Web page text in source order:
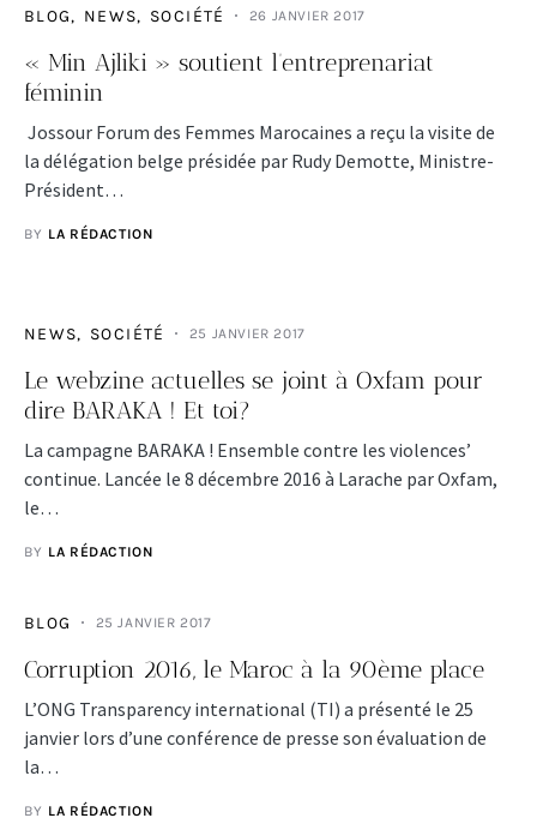
BLOG NEWS SOCIÉTÉ 26 JANVIER 2017
« Min Ajliki » soutient l’entreprenariat
féminin
Jossour Forum des Femmes Marocaines a reçu la visite de
la délégation belge présidée par Rudy Demotte, Ministre-
Président…
BY LA RÉDACTION
NEWS SOCIÉTÉ 25 JANVIER 2017
Le webzine actuelles se joint à Oxfam pour
dire BARAKA ! Et toi?
La campagne BARAKA ! Ensemble contre les violences’
continue. Lancée le 8 décembre 2016 à Larache par Oxfam,
le…
BY LA RÉDACTION
BLOG 25 JANVIER 2017
Corruption 2016, le Maroc à la 90ème place
L’ONG Transparency international (TI) a présenté le 25
janvier lors d’une conférence de presse son évaluation de
la…
BY LA RÉDACTION